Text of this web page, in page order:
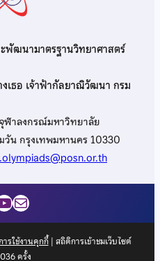
พัฒนามาตรฐานวิทยาศาสตร์
เธอ เจ้าฟ้ากัลยาณิวัฒนา กรม
ฬาลงกรณ์มหาวิทยาลัย
น กรุงเทพมหานคร 10330
Mail
รใช้งานคุกกี้| สถิติการเข้าชมเว็บไซต์
ครั้ง